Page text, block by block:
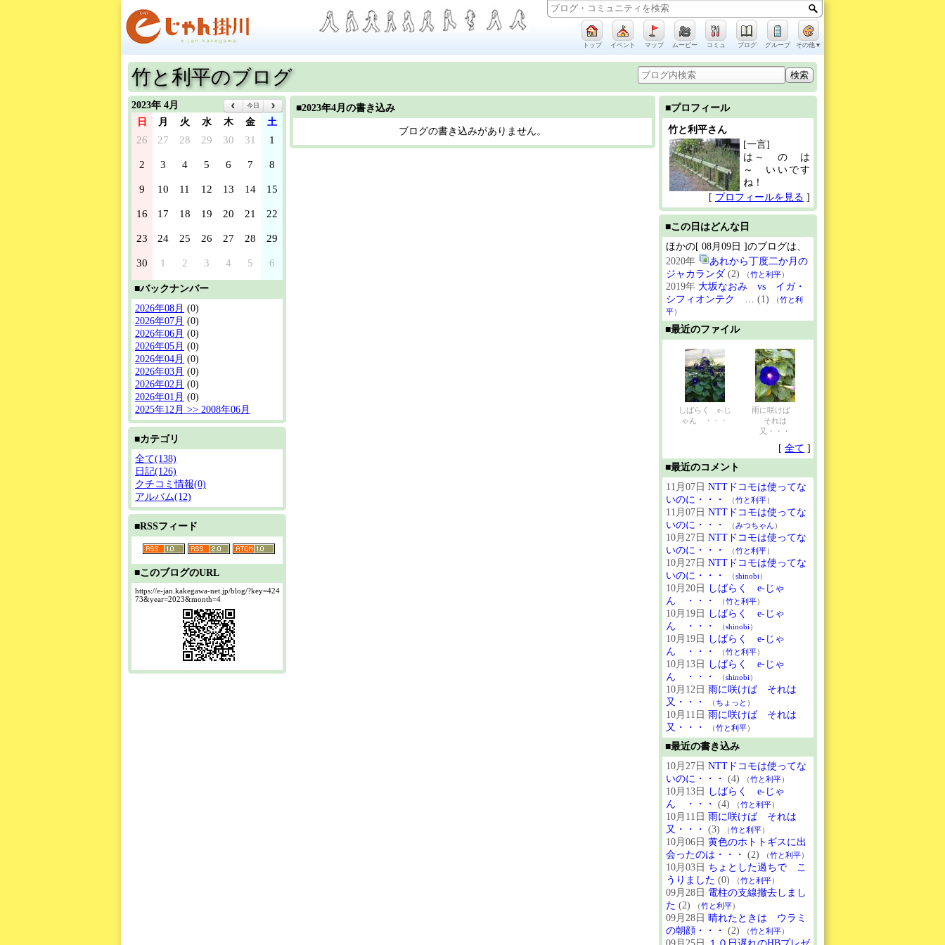
トップ イベント マップ ムービー コミュ ブログ グループ その他▼
竹と利平のブログ
2023年 4月 今日
日 月 火 水 木 金 土
26 27 28 29 30 31 1
2 3 4 5 6 7 8
9 10 11 12 13 14 15
16 17 18 19 20 21 22
23 24 25 26 27 28 29
30 1 2 3 4 5 6
■バックナンバー
2026年08月 (0)
2026年07月 (0)
2026年06月 (0)
2026年05月 (0)
2026年04月 (0)
2026年03月 (0)
2026年02月 (0)
2026年01月 (0)
2025年12月 >> 2008年06月
■カテゴリ
全て(138)
日記(126)
クチコミ情報(0)
アルバム(12)
■RSSフィード
■このブログのURL
https://e-jan.kakegawa-net.jp/blog/?key=424
73&year=2023&month=4
■2023年4月の書き込み
ブログの書き込みがありません。
■プロフィール
竹と利平さん
[一言]
は～ の は
～ いいです
ね！
[ プロフィールを見る ]
■この日はどんな日
ほかの[ 08月09日 ]のブログは、
2020年
あれから丁度二か月の
ジャカランダ (2) （竹と利平）
2019年 大坂なおみ vs イガ・
シフィオンテク … (1) （竹と利
平）
■最近のファイル
しばらく e-じ
ゃん ・・・
雨に咲けば
それは
又・・・
[ 全て ]
■最近のコメント
11月07日 NTTドコモは使ってな
いのに・・・
（竹と利平）
11月07日 NTTドコモは使ってな
いのに・・・
（みつちゃん ）
10月27日 NTTドコモは使ってな
いのに・・・
（竹と利平）
10月27日 NTTドコモは使ってな
いのに・・・
（shinobi ）
10月20日
しばらく e-じゃ
ん ・・・
（竹と利平）
10月19日
しばらく e-じゃ
ん ・・・
（shinobi ）
10月19日
しばらく e-じゃ
ん ・・・
（竹と利平）
10月13日
しばらく e-じゃ
ん ・・・
（shinobi ）
10月12日 雨に咲けば それは
又・・・
（ ちょっと ）
10月11日 雨に咲けば それは
又・・・
（竹と利平）
■最近の書き込み
10月27日 NTTドコモは使ってな
いのに・・・ (4) （竹と利平）
10月13日
しばらく e-じゃ
ん ・・・ (4) （竹と利平）
10月11日 雨に咲けば それは
又・・・ (3) （竹と利平）
10月06日 黄色のホトトギスに出
会ったのは・・・ (2) （竹と利平）
10月03日 ちょとした過ちで こ
うりました (0) （竹と利平）
09月28日 電柱の支線撤去しまし
た (2) （竹と利平）
09月28日 晴れたときは ウラミ
の朝顔・・・ (2) （竹と利平）